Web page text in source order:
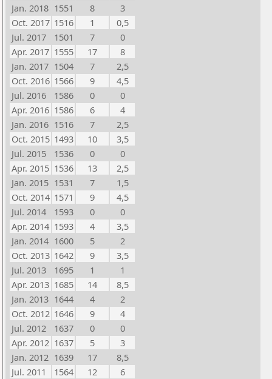
Jan. 2018 1551 8
3
Oct. 2017 1516 1
0,5
Jul. 2017
1501 7
0
Apr. 2017 1555 17
8
Jan. 2017 1504 7
2,5
Oct. 2016 1566 9
4,5
Jul. 2016
1586 0
0
Apr. 2016 1586 6
4
Jan. 2016 1516 7
2,5
Oct. 2015 1493 10
3,5
Jul. 2015
1536 0
0
Apr. 2015 1536 13
2,5
Jan. 2015 1531 7
1,5
Oct. 2014 1571 9
4,5
Jul. 2014
1593 0
0
Apr. 2014 1593 4
3,5
Jan. 2014 1600 5
2
Oct. 2013 1642 9
3,5
Jul. 2013
1695 1
1
Apr. 2013 1685 14
8,5
Jan. 2013 1644 4
2
Oct. 2012 1646 9
4
Jul. 2012
1637 0
0
Apr. 2012 1637 5
3
Jan. 2012 1639 17
8,5
Jul. 2011
1564 12
6